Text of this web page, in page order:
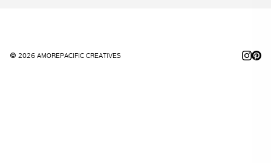
© 2026 AMOREPACIFIC CREATIVES